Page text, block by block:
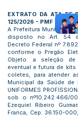
EXTRATO DA ATA DE
125/2026 - PMF
A Prefeitura Municipal
disposto no Art. 54
Decreto Federal nº
conforme o Pregão
Objeto: a seleção de
eventual e futura de
coletes, para atender
Municipal da Saúde de
UNIFORMES
sob o nº10.242.466/
Ezequiel Ribeiro
Franca, Cep: 36.150-000